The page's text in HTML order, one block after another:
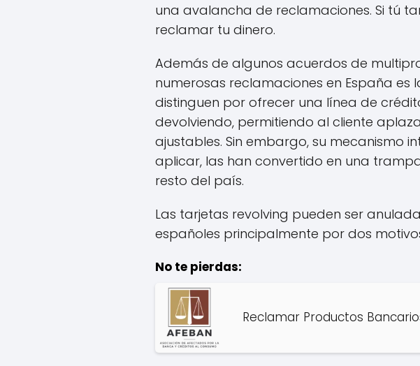
una avalancha de reclamaciones. Si tú
reclamar tu dinero.
Además de algunos acuerdos de
numerosas reclamaciones en España es
distinguen por ofrecer una línea de
devolviendo, permitiendo al cliente
ajustables. Sin embargo, su mecanismo
aplicar, las han convertido en una
resto del país.
Las tarjetas revolving pueden ser
españoles principalmente por dos
No te pierdas:
Reclamar Productos